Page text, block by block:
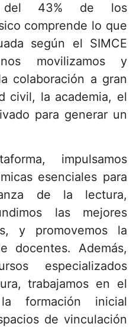
del 43% de los
comprende lo que
según el SIMCE
movilizamos y
colaboración a gran
civil, la academia, el
para generar un
impulsamos
esenciales para
de la lectura,
las mejores
y promovemos la
docentes. Además,
especializados
trabajamos en el
formación inicial
de vinculación